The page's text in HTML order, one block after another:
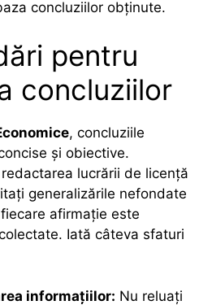
concluziilor obținute.
pentru
concluziilor
, concluziile
și obiective.
lucrării de licență
generalizările nefondate
afirmație este
Iată câteva sfaturi
informațiilor: Nu reluați